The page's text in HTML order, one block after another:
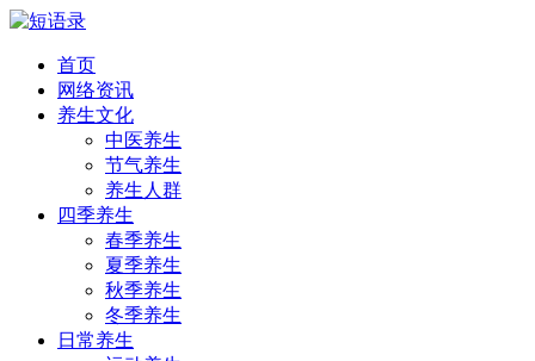
首页
网络资讯
养生文化
中医养生
节气养生
养生人群
四季养生
春季养生
夏季养生
秋季养生
冬季养生
日常养生